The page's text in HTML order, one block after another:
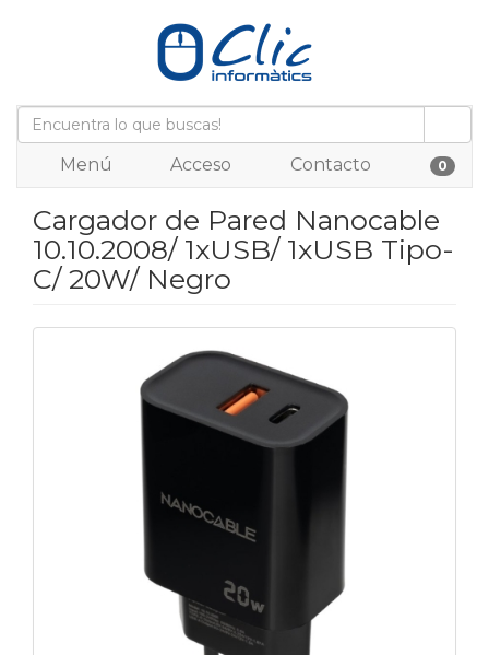
Menú Acceso Contacto 0
Cargador de Pared Nanocable
10.10.2008/ 1xUSB/ 1xUSB Tipo-
C/ 20W/ Negro